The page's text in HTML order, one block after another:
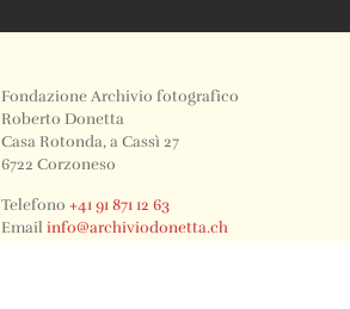
Fondazione Archivio fotografico
Roberto Donetta
Casa Rotonda, a Cassì 27
6722 Corzoneso
Telefono+41 91 871 12 63
Emailinfo@archiviodonetta.ch